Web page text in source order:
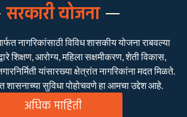
सरकारी योजना
नागरिकांसाठी विविध शासकीय योजना राबवल्या
शिक्षण, आरोग्य, महिला सक्षमीकरण, शेती विकास,
यांसारख्या क्षेत्रांत नागरिकांना मदत मिळते.
शासनाच्या सुविधा पोहोचवणे हा आमचा उद्देश आहे.
अधिक माहिती